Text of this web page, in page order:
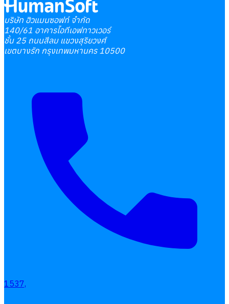
เลือกหัวข้อที่คุณสนใจ
โปรแกรมบริหารงานบุคคล
บริษัท ฮิวแมนซอฟท์ จำกัด
140/61 อาคารไอทีเอฟทาวเวอร์
ชั้น 25 ถนนสีลม แขวงสุริยวงศ์
เขตบางรัก กรุงเทพมหานคร 10500
1537,